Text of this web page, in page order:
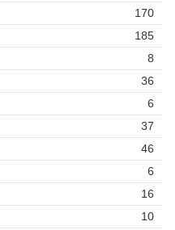
170
185
8
36
6
37
46
6
16
10